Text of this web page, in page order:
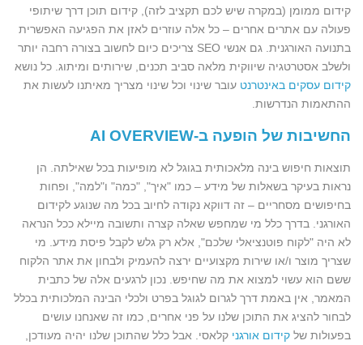
קידום ממומן (במקרה שיש לכם תקציב לזה), קידום תוכן דרך שיתופי
פעולה עם אתרים אחרים – כל אלה עוזרים לאזן את הפגיעה האפשרית
בתנועה האורגנית. גם אנשי SEO צריכים כיום לחשוב בצורה רחבה יותר
ולשלב אסטרטגיה שיווקית מלאה סביב תכנים, שירותים ומיתוג. כל נושא
קידום עסקים באינטרנט עובר שינוי וכל שינוי מצריך מאיתנו לעשות את
ההתאמות הנדרשות.
החשיבות של הופעה ב-AI OVERVIEW
תוצאות חיפוש בינה מלאכותית בגוגל לא מופיעות בכל שאילתה. הן
נראות בעיקר בשאלות של מידע – כמו "איך", "כמה" ו"למה", ופחות
בחיפושים מסחריים – זה דווקא נקודה לחיוב בכל מה שנוגע לקידום
האורגני. בדרך כלל מי שמחפש שאלה קצרה ותשובה מיילא ככל הנראה
לא היה "לקוח פוטנציאלי שלכם", אלא רק גלש לקבל פיסת מידע. מי
שצריך מוצר ו/או שירות מקצועיים ירצה להעמיק ולבחון את אתר הלקוח
ששם הוא עשוי למצוא את מה שחיפש. נכון לרגעים אלה של כתבית
המאמר, אין באמת דרך לגרום לגוגל בפרט ולכלי הבינה המלכותית בכלל
לבחור להציג את התוכן שלנו על פני אחרים, כמו זה שאנחנו עושים
בפעולות של קידום אורגני קלאסי. אבל כלל שהתוכן שלנו יהיה מעודכן,